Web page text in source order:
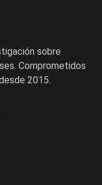
sobre
Comprometidos
2015.